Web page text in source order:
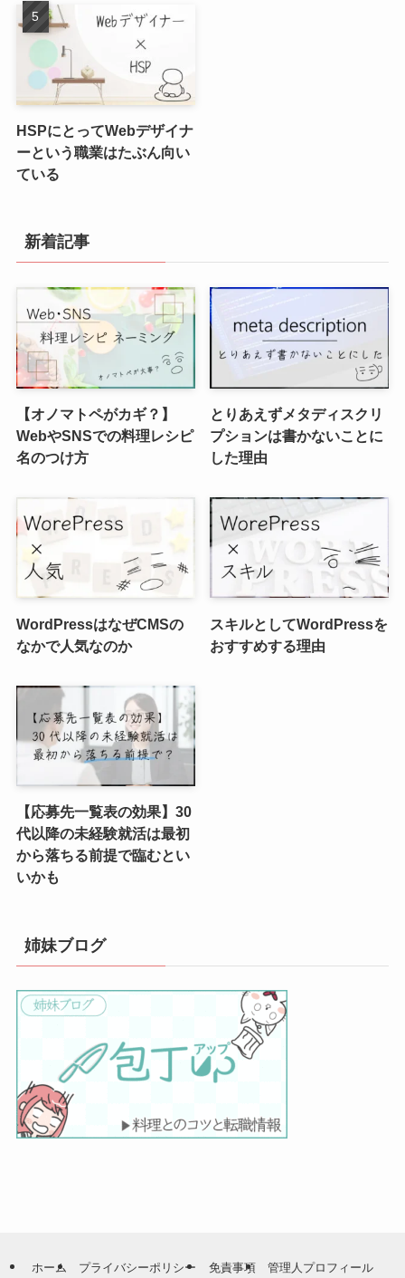
HSPにとってWebデザイナ
ーという職業はたぶん向い
ている
新着記事
【オノマトペがカギ？】
WebやSNSでの料理レシピ
名のつけ方
とりあえずメタディスクリ
プションは書かないことに
した理由
WordPressはなぜCMSの
なかで人気なのか
スキルとしてWordPressを
おすすめする理由
【応募先一覧表の効果】30
代以降の未経験就活は最初
から落ちる前提で臨むとい
いかも
姉妹ブログ
ホーム プライバシーポリシー 免責事項 管理人プロフィール